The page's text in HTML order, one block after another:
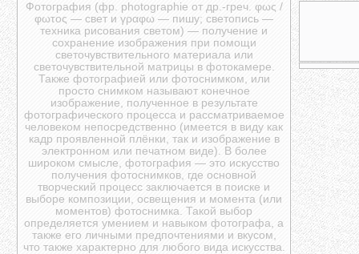
Фотография (фр. photographie от др.-греч. φως /
φωτος — свет и γραφω — пишу; светопись —
техника рисования светом) — получение и
сохранение изображения при помощи
светочувствительного материала или
светочувствительной матрицы в фотокамере.
Также фотографией или фотоснимком, или
просто снимком называют конечное
изображение, полученное в результате
фотографического процесса и рассматриваемое
человеком непосредственно (имеется в виду как
кадр проявленной плёнки, так и изображение в
электронном или печатном виде). В более
широком смысле, фотография — это искусство
получения фотоснимков, где основной
творческий процесс заключается в поиске и
выборе композиции, освещения и момента (или
моментов) фотоснимка. Такой выбор
определяется умением и навыком фотографа, а
также его личными предпочтениями и вкусом,
что также характерно для любого вида искусства.